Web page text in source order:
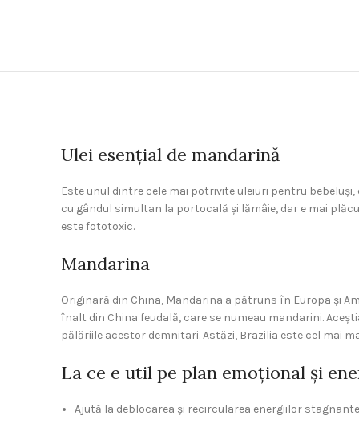
Ulei esențial de mandarină
Este unul dintre cele mai potrivite uleiuri pentru
cu gândul simultan la portocală și lămâie, dar e mai
este fototoxic.
Mandarina
Originară din China, Mandarina a pătruns în Europa și
înalt din China feudală, care se numeau mandarini.
pălăriile acestor demnitari. Astăzi, Brazilia este cel mai
La ce e util pe plan emoțional și
Ajută la deblocarea și recircularea energiilor stagnante